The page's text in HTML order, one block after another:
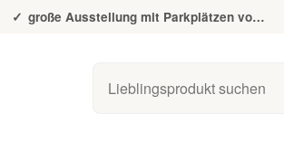
große Ausstellung mit Parkplätzen vor der Tür